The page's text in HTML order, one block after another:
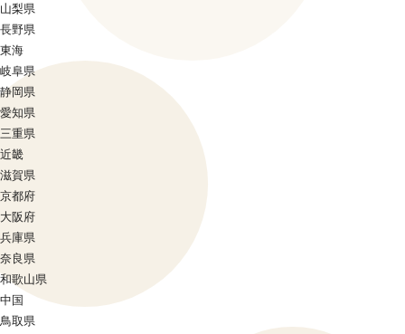
山梨県
長野県
東海
岐阜県
静岡県
愛知県
三重県
近畿
滋賀県
京都府
大阪府
兵庫県
奈良県
和歌山県
中国
鳥取県